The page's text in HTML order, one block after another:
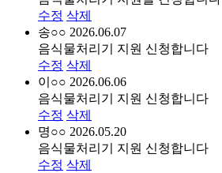
수정 삭제
송○○ 2026.06.07
음식물처리기 지원 신청합니다
수정 삭제
이○○ 2026.06.06
음식물처리기 지원 신청합니다
수정 삭제
명○○ 2026.05.20
음식물처리기 지원 신청합니다
수정 삭제